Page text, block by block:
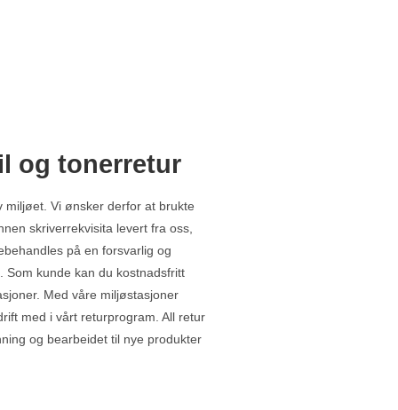
og tonerretur
miljøet. Vi ønsker derfor at brukte
skriverrekvisita levert fra oss,
på en forsvarlig og
Som kunde kan du kostnadsfritt
Med våre miljøstasjoner
med i vårt returprogram. All retur
og bearbeidet til nye produkter